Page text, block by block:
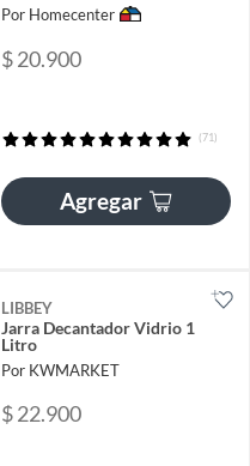
Por Homecenter
$ 20.900
(71)
Agregar
LIBBEY
Jarra Decantador Vidrio 1
Litro
Por KWMARKET
$ 22.900